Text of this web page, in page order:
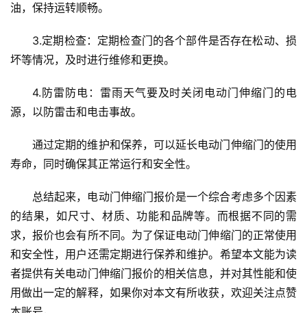
庭
门
铝
门
装
安
装
维
修
油，保持运转顺畅。
3.定期检查：定期检查门的各个部件是否存在松动、损
坏等情况，及时进行维修和更换。
4.防雷防电：雷雨天气要及时关闭电动门伸缩门的电
源，以防雷击和电击事故。
通过定期的维护和保养，可以延长电动门伸缩门的使用
寿命，同时确保其正常运行和安全性。
总结起来，电动门伸缩门报价是一个综合考虑多个因素
的结果，如尺寸、材质、功能和品牌等。而根据不同的需
求，报价也会有所不同。为了保证电动门伸缩门的正常使用
和安全性，用户还需定期进行保养和维护。希望本文能为读
者提供有关电动门伸缩门报价的相关信息，并对其性能和使
用做出一定的解释，如果你对本文有所收获，欢迎关注点赞